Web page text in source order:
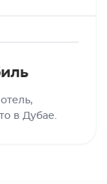
в Дубае.